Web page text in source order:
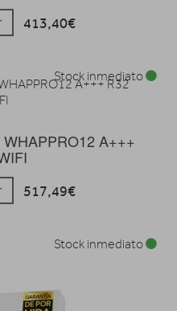
413,40€
A+++
517,49€
Stock inmediato
Stock inmediato